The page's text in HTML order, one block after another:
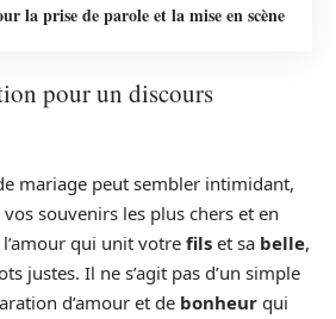
la prise de parole et la mise en scène
pour un discours
mariage peut sembler intimidant,
souvenirs les plus chers et en
qui unit votre fils et sa belle,
justes. Il ne s’agit pas d’un simple
d’amour et de bonheur qui